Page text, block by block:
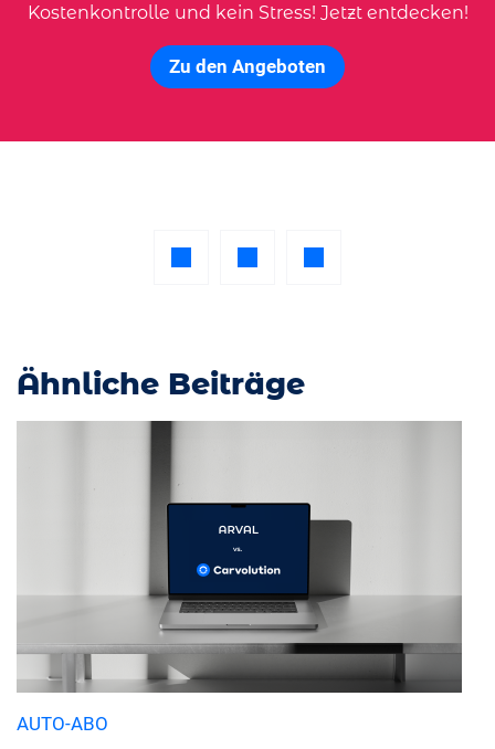
Kostenkontrolle und kein Stress! Jetzt entdecken!
Zu den Angeboten
Ähnliche Beiträge
AUTO-ABO